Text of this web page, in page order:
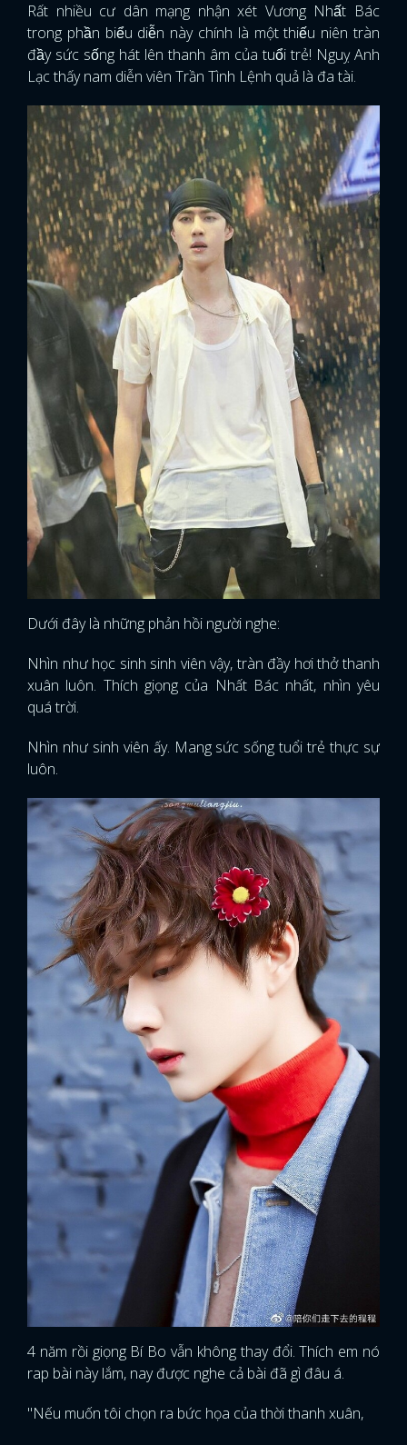
Rất nhiều cư dân mạng nhận xét Vương Nhất Bác
trong phần biểu diễn này chính là một thiếu niên tràn
đầy sức sống hát lên thanh âm của tuổi trẻ! Nguỵ Anh
Lạc thấy nam diễn viên Trần Tình Lệnh quả là đa tài.
Dưới đây là những phản hồi người nghe:
Nhìn như học sinh sinh viên vậy, tràn đầy hơi thở thanh
xuân luôn. Thích giọng của Nhất Bác nhất, nhìn yêu
quá trời.
Nhìn như sinh viên ấy. Mang sức sống tuổi trẻ thực sự
luôn.
4 năm rồi giọng Bí Bo vẫn không thay đổi. Thích em nó
rap bài này lắm, nay được nghe cả bài đã gì đâu á.
"Nếu muốn tôi chọn ra bức họa của thời thanh xuân,